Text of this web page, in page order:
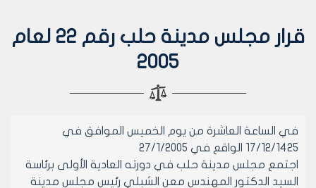
قرار مجلس مدينة حلب رقم 22 لعام
2005
في الساعة العاشرة من يوم الخميس الموافق في
17/12/1425 الواقع في 27/1/2005
اجتمع مجلس مدينة حلب في دورته العادية الأولى برئاسة
السيد الدكتور المهندس معن الشبلي رئيس مجلس مدينة